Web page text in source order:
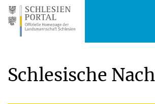
Schlesische